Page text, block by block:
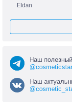
Eldan
Наш
Наш